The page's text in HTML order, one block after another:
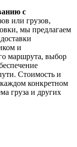
с
или грузов,
мы предлагаем
и
маршрута, выбор
Стоимость и
конкретном
груза и других